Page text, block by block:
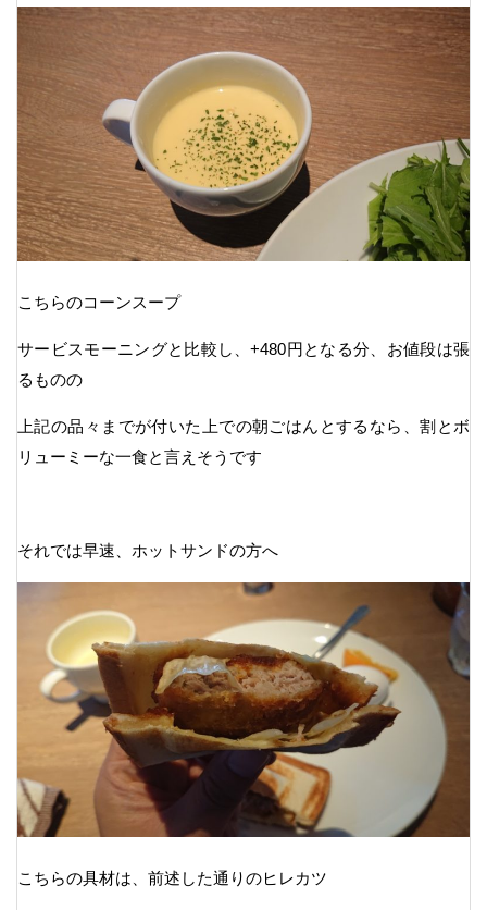
こちらのコーンスープ
サービスモーニングと比較し、+480円となる分、お値段は張
るものの
上記の品々までが付いた上での朝ごはんとするなら、割とボ
リューミーな一食と言えそうです
それでは早速、ホットサンドの方へ
こちらの具材は、前述した通りのヒレカツ